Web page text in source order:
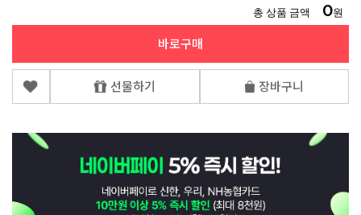
총 상품 금액 0원
바로구매
선물하기 장바구니